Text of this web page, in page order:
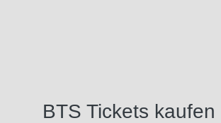
BTS Tickets kaufen